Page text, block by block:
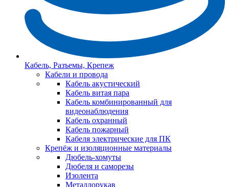
Кабель, Разъемы, Крепеж
Кабели и провода
Кабель акустический
Кабель витая пара
Кабель комбинированный для
видеонаблюдения
Кабель охранный
Кабель пожарный
Кабеля электрические для ПК
Крепёж и изоляционные материалы
Дюбель-хомуты
Дюбеля и саморезы
Изолента
Металлорукав